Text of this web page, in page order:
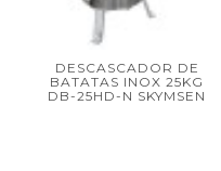
DESCASCADOR DE
BATATAS INOX 25KG
DB-25HD-N SKYMSEN